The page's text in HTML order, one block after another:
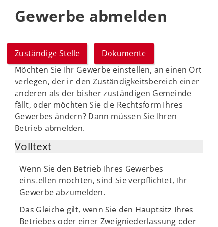
Gewerbe abmelden
Zuständige Stelle
Dokumente
Möchten Sie Ihr Gewerbe einstellen, an einen Ort
verlegen, der in den Zuständigkeitsbereich einer
anderen als der bisher zuständigen Gemeinde
fällt, oder möchten Sie die Rechtsform Ihres
Gewerbes ändern? Dann müssen Sie Ihren
Betrieb abmelden.
Volltext
Wenn Sie den Betrieb Ihres Gewerbes
einstellen möchten, sind Sie verpflichtet, Ihr
Gewerbe abzumelden.
Das Gleiche gilt, wenn Sie den Hauptsitz Ihres
Betriebes oder einer Zweigniederlassung oder